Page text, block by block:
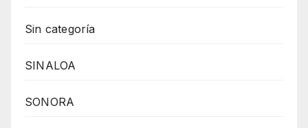
Sin categoría
SINALOA
SONORA